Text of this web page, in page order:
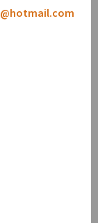
@hotmail.com